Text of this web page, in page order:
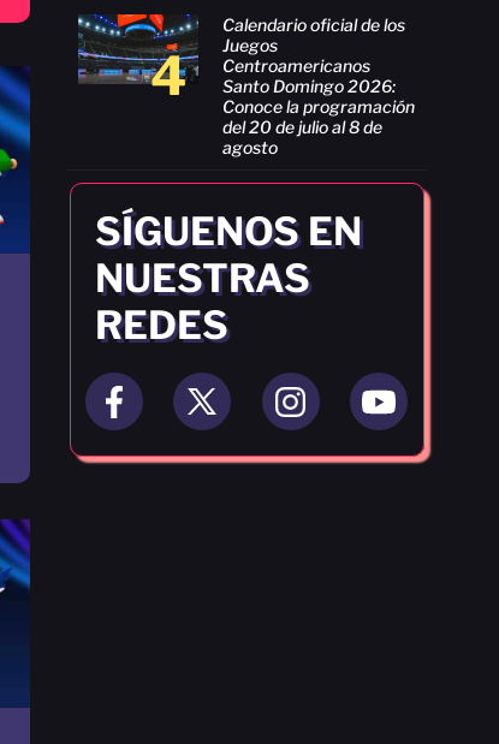
4
Calendario oficial de los
Juegos
Centroamericanos
Santo Domingo 2026:
Conoce la programación
del 20 de julio al 8 de
agosto
SÍGUENOS EN
NUESTRAS
REDES